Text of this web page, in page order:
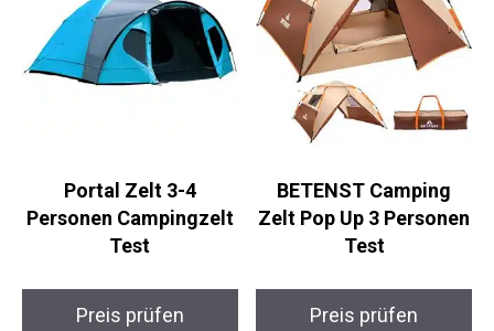
Portal Zelt 3-4
Personen Campingzelt
Test
Preis prüfen
BETENST Camping
Zelt Pop Up 3 Personen
Test
Preis prüfen